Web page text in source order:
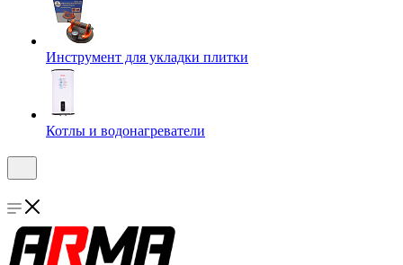
Инструмент для укладки плитки
Котлы и водонагреватели